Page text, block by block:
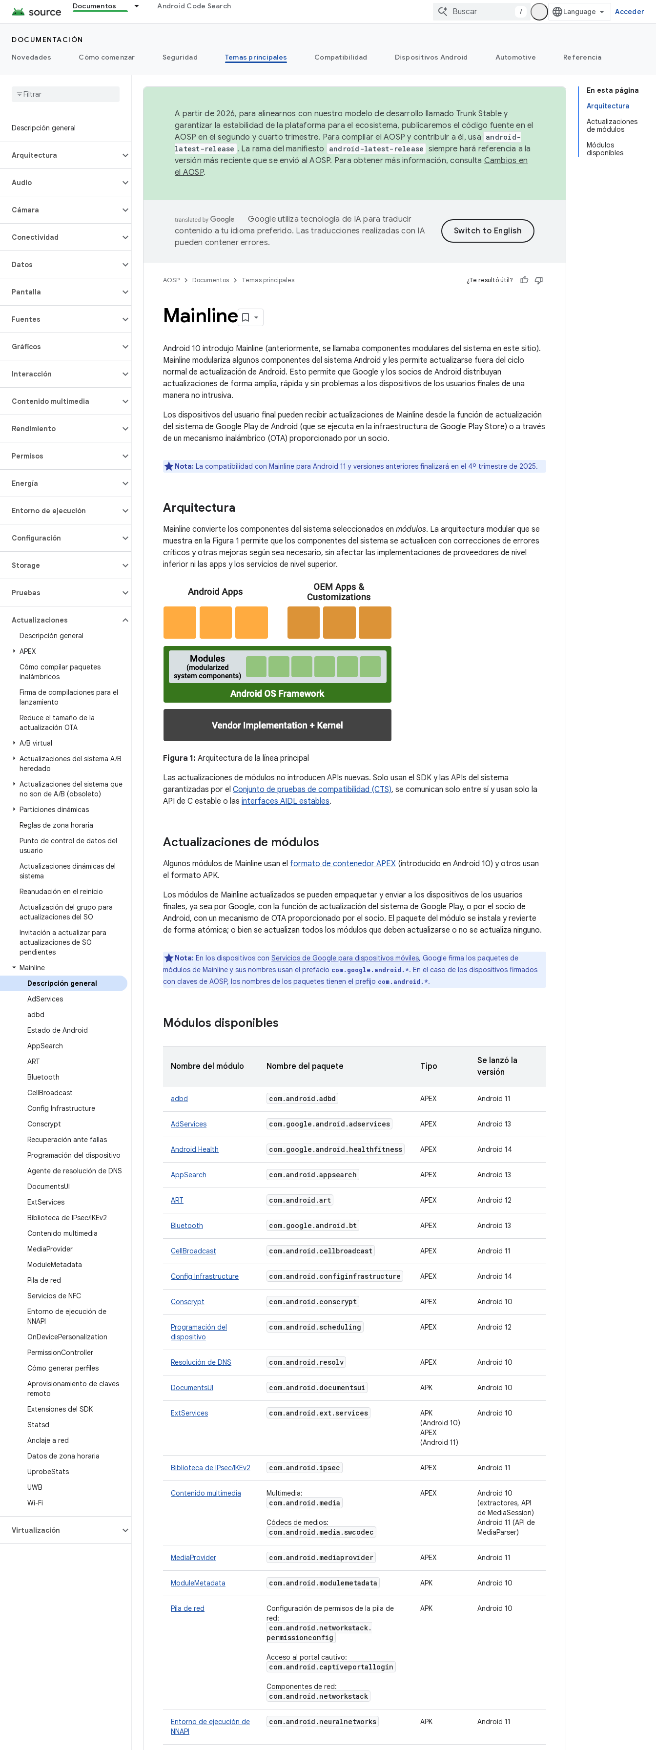
Documentos Android Code Search
/ Acceder
DOCUMENTACIÓN
Novedades
Cómo comenzar Seguridad Temas principales Compatibilidad Dispositivos Android Automotive Referencia
Descripción general
Arquitectura
Audio
Cámara
Conectividad
Datos
Pantalla
Fuentes
Gráficos
Interacción
Contenido multimedia
Rendimiento
Permisos
Energía
Entorno de ejecución
Configuración
Storage
Pruebas
Actualizaciones
Descripción general
APEX
Cómo compilar paquetes
inalámbricos
Firma de compilaciones para el
lanzamiento
Reduce el tamaño de la
actualización OTA
A/B virtual
Actualizaciones del sistema A/B
heredado
Actualizaciones del sistema que
no son de A/B (obsoleto)
Particiones dinámicas
Reglas de zona horaria
Punto de control de datos del
usuario
Actualizaciones dinámicas del
sistema
Reanudación en el reinicio
Actualización del grupo para
actualizaciones del SO
Invitación a actualizar para
actualizaciones de SO
pendientes
Mainline
Descripción general
AdServices
adbd
Estado de Android
AppSearch
ART
Bluetooth
CellBroadcast
Config Infrastructure
Conscrypt
Recuperación ante fallas
Programación del dispositivo
Agente de resolución de DNS
DocumentsUI
ExtServices
Biblioteca de IPsec/IKEv2
Contenido multimedia
MediaProvider
ModuleMetadata
Pila de red
Servicios de NFC
Entorno de ejecución de
NNAPI
OnDevicePersonalization
PermissionController
Cómo generar perfiles
Aprovisionamiento de claves
remoto
Extensiones del SDK
Statsd
Anclaje a red
Datos de zona horaria
UprobeStats
UWB
Wi-Fi
Virtualización
En esta página
Arquitectura
Actualizaciones
de módulos
Módulos
disponibles
A partir de 2026, para alinearnos con nuestro modelo de desarrollo llamado Trunk Stable y
garantizar la estabilidad de la plataforma para el ecosistema, publicaremos el código fuente en el
AOSP en el segundo y cuarto trimestre. Para compilar el AOSP y contribuir a él, usa android-
latest-release . La rama del manifiesto android-latest-release siempre hará referencia a la
versión más reciente que se envió al AOSP. Para obtener más información, consulta Cambios en
el AOSP.
Google utiliza tecnología de IA para traducir
contenido a tu idioma preferido. Las traducciones realizadas con IA
pueden contener errores.
AOSP Documentos Temas principales ¿Te resultó útil?
Mainline
Android 10 introdujo Mainline (anteriormente, se llamaba componentes modulares del sistema en este sitio).
Mainline modulariza algunos componentes del sistema Android y les permite actualizarse fuera del ciclo
normal de actualización de Android. Esto permite que Google y los socios de Android distribuyan
actualizaciones de forma amplia, rápida y sin problemas a los dispositivos de los usuarios finales de una
manera no intrusiva.
Los dispositivos del usuario final pueden recibir actualizaciones de Mainline desde la función de actualización
del sistema de Google Play de Android (que se ejecuta en la infraestructura de Google Play Store) o a través
de un mecanismo inalámbrico (OTA) proporcionado por un socio.
Nota: La compatibilidad con Mainline para Android 11 y versiones anteriores finalizará en el 4º trimestre de 2025.
Arquitectura
Mainline convierte los componentes del sistema seleccionados en módulos. La arquitectura modular que se
muestra en la Figura 1 permite que los componentes del sistema se actualicen con correcciones de errores
críticos y otras mejoras según sea necesario, sin afectar las implementaciones de proveedores de nivel
inferior ni las apps y los servicios de nivel superior.
Figura 1: Arquitectura de la línea principal
Las actualizaciones de módulos no introducen APIs nuevas. Solo usan el SDK y las APIs del sistema
garantizadas por el Conjunto de pruebas de compatibilidad (CTS), se comunican solo entre sí y usan solo la
API de C estable o las interfaces AIDL estables.
Actualizaciones de módulos
Algunos módulos de Mainline usan el formato de contenedor APEX (introducido en Android 10) y otros usan
el formato APK.
Los módulos de Mainline actualizados se pueden empaquetar y enviar a los dispositivos de los usuarios
finales, ya sea por Google, con la función de actualización del sistema de Google Play, o por el socio de
Android, con un mecanismo de OTA proporcionado por el socio. El paquete del módulo se instala y revierte
de forma atómica; o bien se actualizan todos los módulos que deben actualizarse o no se actualiza ninguno.
Nota: En los dispositivos con Servicios de Google para dispositivos móviles, Google firma los paquetes de
módulos de Mainline y sus nombres usan el prefacio com.google.android.*. En el caso de los dispositivos firmados
con claves de AOSP, los nombres de los paquetes tienen el prefijo com.android.*.
Módulos disponibles
Nombre del módulo Nombre del paquete Tipo
Se lanzó la
versión
adbd com.android .adbd APEX Android 11
AdServices com. google .android .adservices APEX Android 13
Android Health com. google .android . healthfitness APEX Android 14
AppSearch com.android .appsearch APEX Android 13
ART com.android .art APEX Android 12
Bluetooth com. google .android . bt APEX Android 13
CellBroadcast com.android . cellbroadcast APEX Android 11
Config Infrastructure com.android . configinfrastructure APEX Android 14
Conscrypt com.android . conscrypt APEX Android 10
Programación del
dispositivo
com.android .scheduling APEX Android 12
Resolución de DNS com.android . resolv APEX Android 10
DocumentsUI com.android . documentsui APK Android 10
ExtServices com.android . ext.services
APK
(Android 10)
APEX
(Android 11)
Android 10
Biblioteca de IPsec/IKEv2 com.android . ipsec APEX Android 11
Contenido multimedia Multimedia:
com.android . media
Códecs de medios:
com.android . media .swcodec
APEX
Android 10
(extractores, API
de MediaSession)
Android 11 (API de
MediaParser)
MediaProvider com.android . mediaprovider APEX Android 11
ModuleMetadata com.android . modulemetadata APK Android 10
Pila de red
Configuración de permisos de la pila de
red:
com.android . networkstack.
permissionconfig
Acceso al portal cautivo:
com.android . captiveportallogin
Componentes de red:
com.android . networkstack
APK Android 10
Entorno de ejecución de
NNAPI
com.android . neuralnetworks APK Android 11